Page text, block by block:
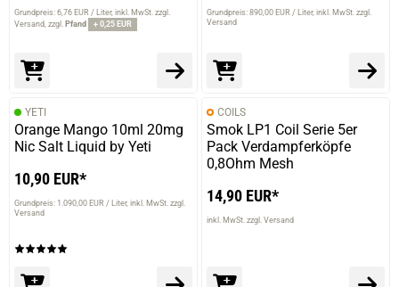
Grundpreis: 6,76 EUR / Liter inkl. MwSt. zzgl.
Versand zzgl. Pfand + 0,25 EUR
Grundpreis: 890,00 EUR / Liter inkl. MwSt. zzgl.
Versand
YETI
Orange Mango 10ml 20mg
Nic Salt Liquid by Yeti
10,90 EUR*
Grundpreis: 1.090,00 EUR / Liter inkl. MwSt. zzgl.
Versand
COILS
Smok LP1 Coil Serie 5er
Pack Verdampferköpfe
0,8Ohm Mesh
14,90 EUR*
inkl. MwSt. zzgl. Versand